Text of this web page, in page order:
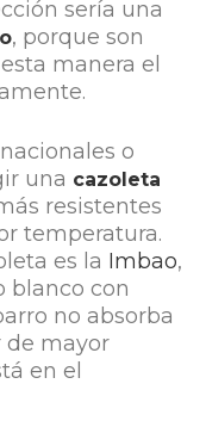
sería una
, porque son
manera el
o
una cazoleta
resistentes
temperatura.
es la Imbao,
blanco con
no absorba
de mayor
en el